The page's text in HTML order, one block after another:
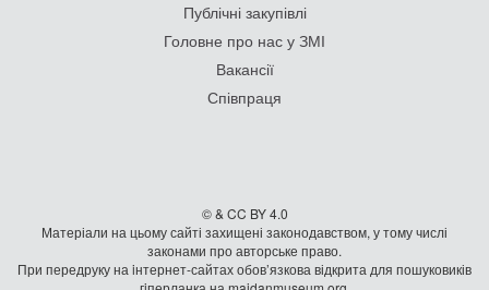
Публічні закупівлі
Головне про нас у ЗМІ
Вакансії
Співпраця
© & CC BY 4.0
Матеріали на цьому сайті захищені законодавством, у тому числі
законами про авторське право.
При передруку на iнтернет-сайтах обов’язкова відкрита для пошуковиків